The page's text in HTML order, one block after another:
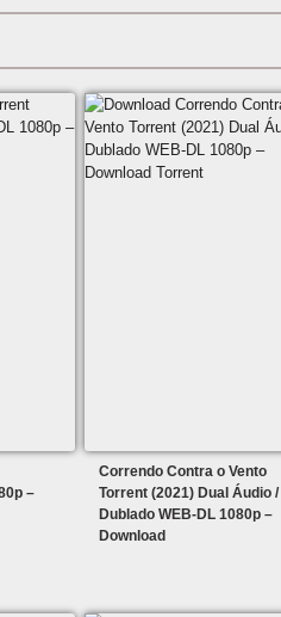
–
Correndo Contra o Vento
Torrent (2021) Dual Áudio /
Dublado WEB-DL 1080p –
Download